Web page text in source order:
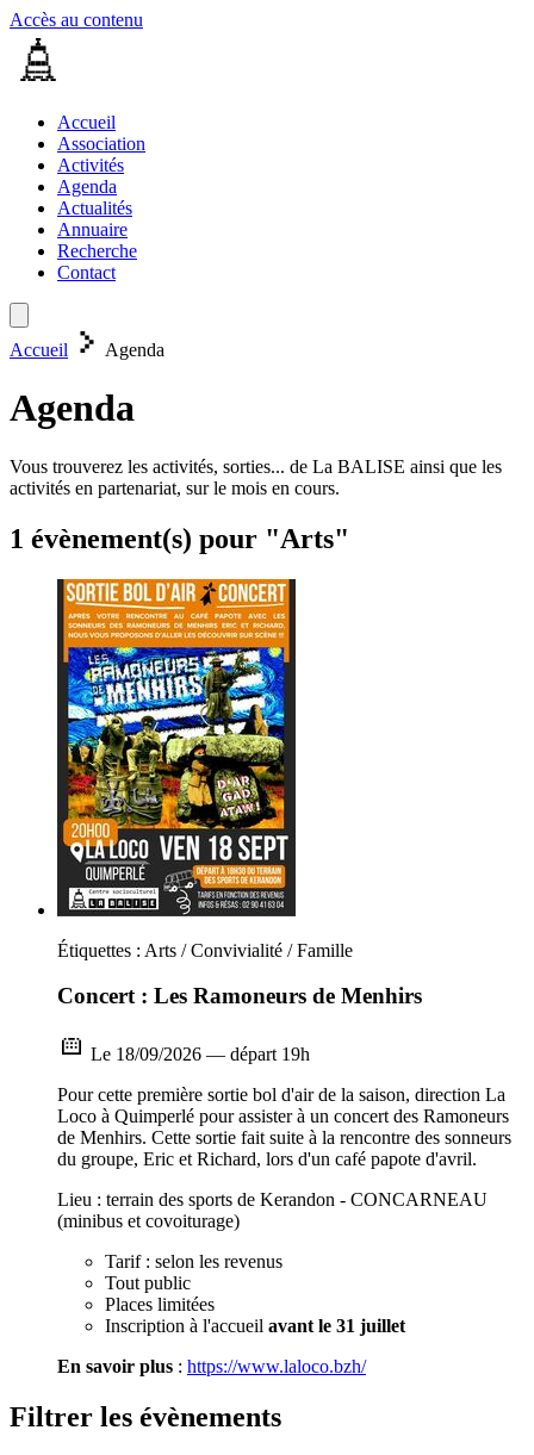
Accès au contenu
Accueil
Association
Activités
Agenda
Actualités
Annuaire
Recherche
Contact
Accueil Agenda
Agenda
Vous trouverez les activités, sorties... de La BALISE ainsi que les
activités en partenariat, sur le mois en cours.
1 évènement(s) pour "Arts"
Étiquettes : Arts / Convivialité / Famille
Concert : Les Ramoneurs de Menhirs
Le 18/09/2026 — départ 19h
Pour cette première sortie bol d'air de la saison, direction La
Loco à Quimperlé pour assister à un concert des Ramoneurs
de Menhirs. Cette sortie fait suite à la rencontre des sonneurs
du groupe, Eric et Richard, lors d'un café papote d'avril.
Lieu : terrain des sports de Kerandon - CONCARNEAU
(minibus et covoiturage)
Tarif : selon les revenus
Tout public
Places limitées
Inscription à l'accueil avant le 31 juillet
En savoir plus : https://www.laloco.bzh/
Filtrer les évènements